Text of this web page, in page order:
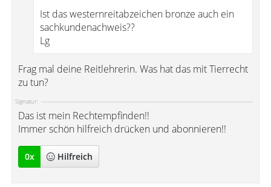
Ist das westernreitabzeichen bronze auch ein
sachkundenachweis??
Lg
Frag mal deine Reitlehrerin. Was hat das mit Tierrecht
zu tun?
Signatur:
Das ist mein Rechtempfinden!!
Immer schön hilfreich drücken und abonnieren!!
0x Hilfreich